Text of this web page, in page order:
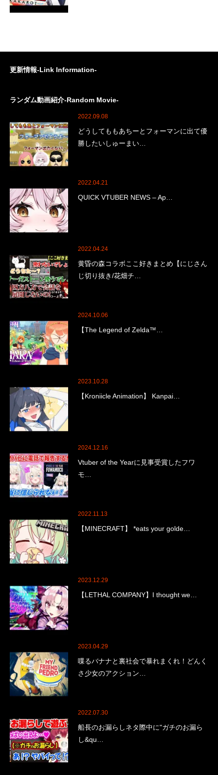
更新情報-Link Information-
ランダム動画紹介-Random Movie-
2022.09.08
どうしてももあちーとフォーマンに出て優
勝したいしゅーまい…
2022.04.21
QUICK VTUBER NEWS – Ap…
2022.04.24
黄昏の森コラボここ好きまとめ【にじさん
じ切り抜き/花畑チ…
2024.10.06
【The Legend of Zelda™…
2023.10.28
【Kroniicle Animation】 Kanpai…
2024.12.16
Vtuber of the Yearに見事受賞したフワ
モ…
2022.11.13
【MINECRAFT】 *eats your golde…
2023.12.29
【LETHAL COMPANY】I thought we…
2023.04.29
喋るバナナと裏社会で暴れまくれ！どんく
さ少女のアクション…
2022.07.30
船長のお漏らしネタ際中に"ガチのお漏ら
し&qu…